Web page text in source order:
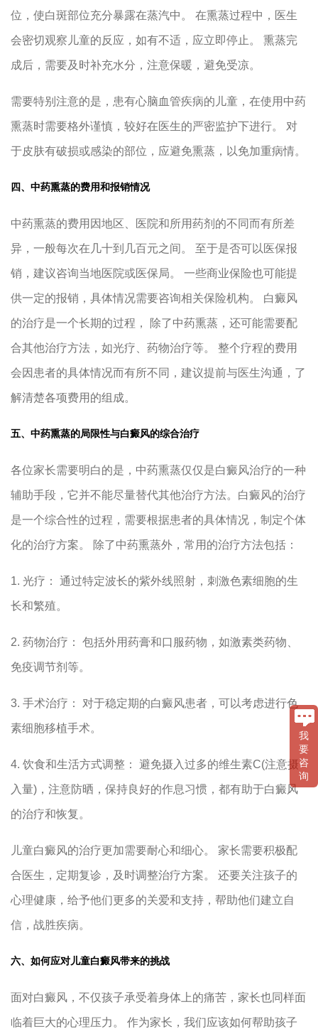
位，使白斑部位充分暴露在蒸汽中。 在熏蒸过程中，医生
会密切观察儿童的反应，如有不适，应立即停止。 熏蒸完
成后，需要及时补充水分，注意保暖，避免受凉。
需要特别注意的是，患有心脑血管疾病的儿童，在使用中药
熏蒸时需要格外谨慎，较好在医生的严密监护下进行。 对
于皮肤有破损或感染的部位，应避免熏蒸，以免加重病情。
四、中药熏蒸的费用和报销情况
中药熏蒸的费用因地区、医院和所用药剂的不同而有所差
异，一般每次在几十到几百元之间。 至于是否可以医保报
销，建议咨询当地医院或医保局。 一些商业保险也可能提
供一定的报销，具体情况需要咨询相关保险机构。 白癜风
的治疗是一个长期的过程， 除了中药熏蒸，还可能需要配
合其他治疗方法，如光疗、药物治疗等。 整个疗程的费用
会因患者的具体情况而有所不同，建议提前与医生沟通，了
解清楚各项费用的组成。
五、中药熏蒸的局限性与白癜风的综合治疗
各位家长需要明白的是，中药熏蒸仅仅是白癜风治疗的一种
辅助手段，它并不能尽量替代其他治疗方法。白癜风的治疗
是一个综合性的过程，需要根据患者的具体情况，制定个体
化的治疗方案。 除了中药熏蒸外，常用的治疗方法包括：
1. 光疗： 通过特定波长的紫外线照射，刺激色素细胞的生
长和繁殖。
2. 药物治疗： 包括外用药膏和口服药物，如激素类药物、
免疫调节剂等。
3. 手术治疗： 对于稳定期的白癜风患者，可以考虑进行色
素细胞移植手术。
4. 饮食和生活方式调整： 避免摄入过多的维生素C(注意摄
入量)，注意防晒，保持良好的作息习惯，都有助于白癜风
的治疗和恢复。
儿童白癜风的治疗更加需要耐心和细心。 家长需要积极配
合医生，定期复诊，及时调整治疗方案。 还要关注孩子的
心理健康，给予他们更多的关爱和支持，帮助他们建立自
信，战胜疾病。
六、如何应对儿童白癜风带来的挑战
面对白癜风，不仅孩子承受着身体上的痛苦，家长也同样面
临着巨大的心理压力。 作为家长，我们应该如何帮助孩子
我
要
咨
询